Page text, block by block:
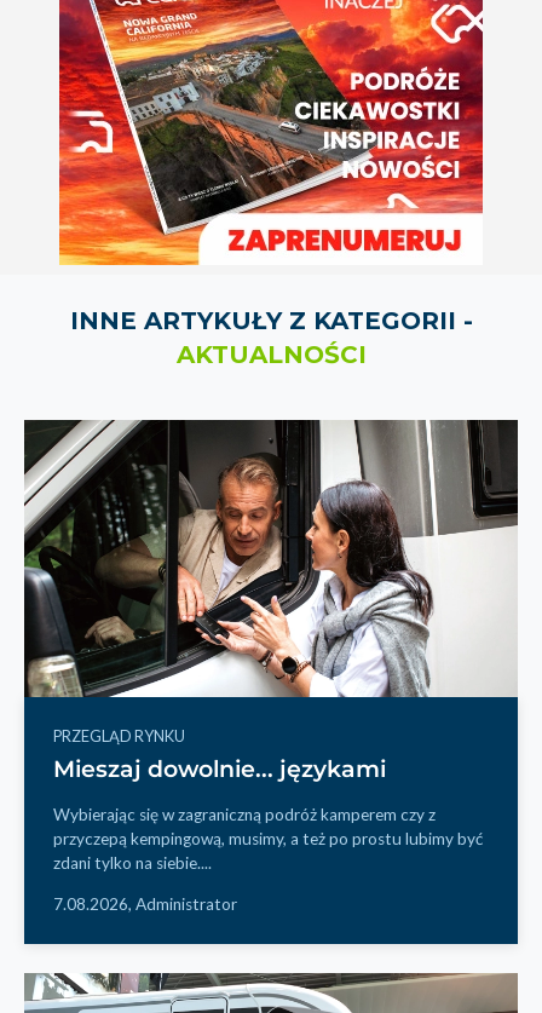
INNE ARTYKUŁY Z KATEGORII -
AKTUALNOŚCI
PRZEGLĄD RYNKU
Mieszaj dowolnie... językami
Wybierając się w zagraniczną podróż kamperem czy z
przyczepą kempingową, musimy, a też po prostu lubimy być
zdani tylko na siebie....
7.08.2026, Administrator